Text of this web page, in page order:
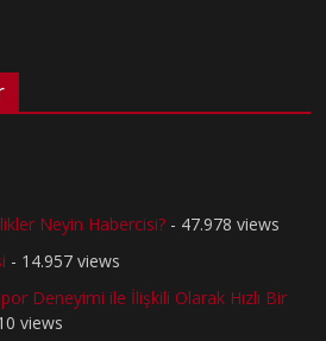
Neyin Habercisi? - 47.978 views
- 14.957 views
Deneyimi ile İlişkili Olarak Hızlı Bir
views